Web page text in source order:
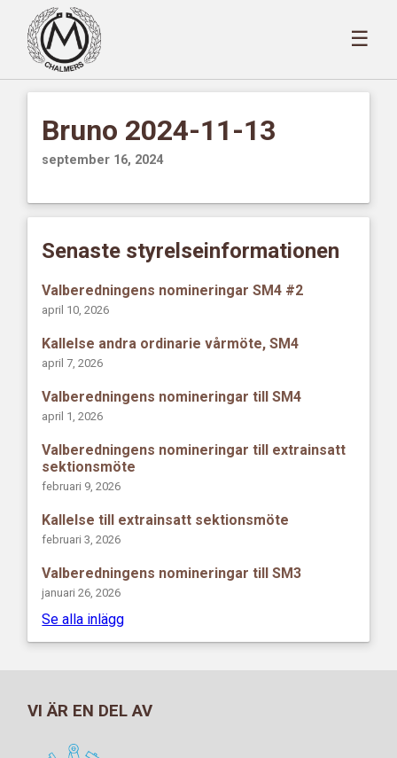
☰
Bruno 2024-11-13
september 16, 2024
Senaste styrelseinformationen
Valberedningens nomineringar SM4 #2
april 10, 2026
Kallelse andra ordinarie vårmöte, SM4
april 7, 2026
Valberedningens nomineringar till SM4
april 1, 2026
Valberedningens nomineringar till extrainsatt
sektionsmöte
februari 9, 2026
Kallelse till extrainsatt sektionsmöte
februari 3, 2026
Valberedningens nomineringar till SM3
januari 26, 2026
Se alla inlägg
VI ÄR EN DEL AV